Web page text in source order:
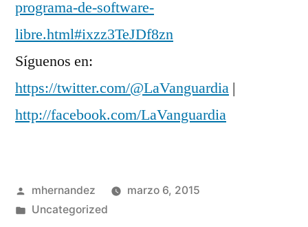
programa-de-software-
libre.html#ixzz3TeJDf8zn
Síguenos en:
https://twitter.com/@LaVanguardia |
http://facebook.com/LaVanguardia
Publicado
por
mhernandez
marzo 6, 2015
Publicado
Uncategorized